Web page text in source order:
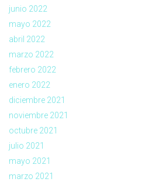
junio 2022
mayo 2022
abril 2022
marzo 2022
febrero 2022
enero 2022
diciembre 2021
noviembre 2021
octubre 2021
julio 2021
mayo 2021
marzo 2021